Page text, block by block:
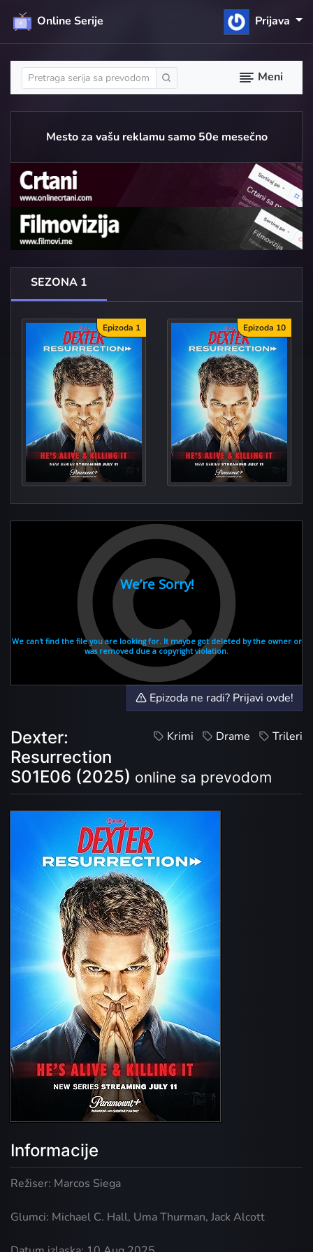
Online Serije Prijava
Meni
Mesto za vašu reklamu samo 50e mesečno
SEZONA 1
Epizoda 1
Dexter: Resur
Epizoda 10
And Justice For
Epizoda ne radi? Prijavi ovde!
Krimi Drame Trileri
Dexter:
Resurrection
S01E06 (2025) online sa prevodom
Informacije
Režiser: Marcos Siega
Glumci: Michael C. Hall, Uma Thurman, Jack Alcott